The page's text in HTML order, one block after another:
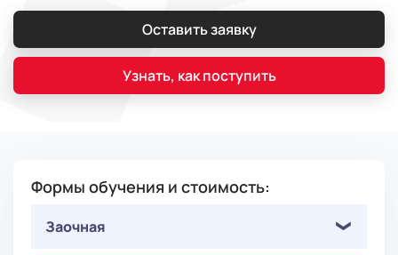
Оставить заявку
Узнать, как поступить
Формы обучения и стоимость:
Заочная